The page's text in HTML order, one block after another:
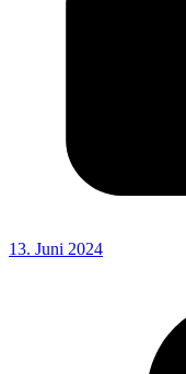
13. Juni 2024